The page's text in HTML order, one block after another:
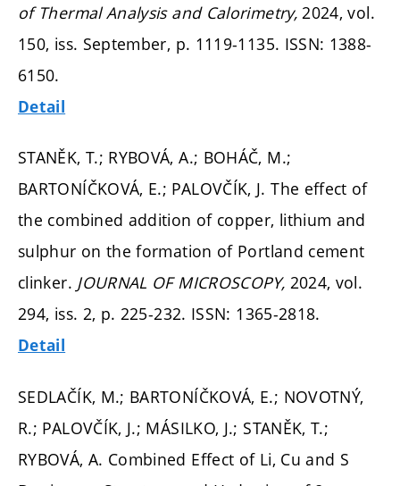
of Thermal Analysis and Calorimetry, 2024, vol.
150, iss. September, p. 1119-1135. ISSN: 1388-
6150.
Detail
STANĚK, T.; RYBOVÁ, A.; BOHÁČ, M.;
BARTONÍČKOVÁ, E.; PALOVČÍK, J. The effect of
the combined addition of copper, lithium and
sulphur on the formation of Portland cement
clinker. JOURNAL OF MICROSCOPY, 2024, vol.
294, iss. 2, p. 225-232. ISSN: 1365-2818.
Detail
SEDLAČÍK, M.; BARTONÍČKOVÁ, E.; NOVOTNÝ,
R.; PALOVČÍK, J.; MÁSILKO, J.; STANĚK, T.;
RYBOVÁ, A. Combined Effect of Li, Cu and S